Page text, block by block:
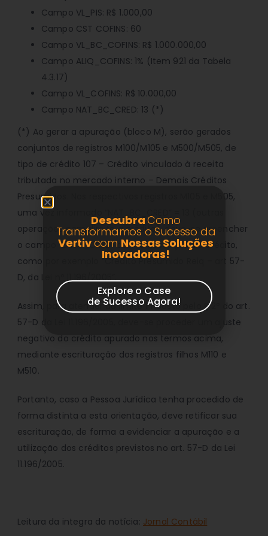
Campo VL_PIS: R$ 1.000,00
Campo CST COFINS: 60
Campo VL_BC_COFINS: R$ 1.000.000,00
Campo ALIQ_COFINS: 1% (Item 921 da Tabela
4.3.17)
Campo VL_COFINS: R$ 10.000,00
Campo NAT_BC_CRED: 13 (*)
(*) Ao gerar a apuração (bloco M), serão gerados
conjuntos de registros M100/M105 e M500/M505, de
tipo de crédito 107 – Crédito vinculado à receita
tributada no mercado interno – Demais Créditos
Presumidos. Nos respectivos registros M105 e M505,
uma vez informado “NAT_BC_CRED” = 13 (outras
operações com direito a crédito), deve-se preencher
o campo “DESC_CRED” com a descrição do crédito,
como por exemplo “Crédito Presumido Reiq – art 57-
D, da Lei nº 11.196/2005”.
Assim, para atender ao limite imposto pelo § 2º do art.
57-D da Lei 11.196/2005, deve-se proceder um ajuste
negativo do crédito apurado nos termos acima,
mediante escrituração dos registros filhos M110 e
M510.
Portanto, caso a Pessoa Jurídica tenha procedido de
forma distinta a esta orientação, deve retificar sua
escrituração, de forma a evidenciar a apuração e a
utilização dos créditos previstos no art. 57-D da Lei
11.196/2005.
Leitura da integra da notícia: Jornal Contábil
DescubraComo
Transformamos o Sucesso da
Vertivcom Nossas Soluções
Inovadoras!
Explore o Case
de Sucesso Agora!